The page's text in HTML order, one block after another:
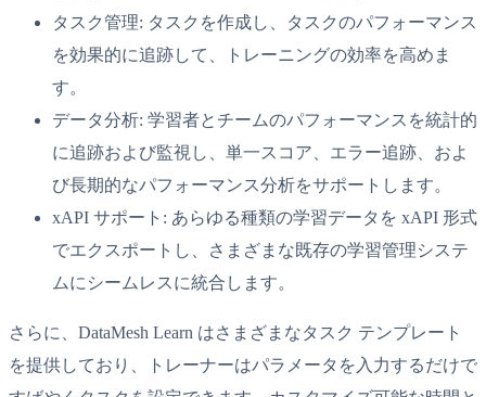
タスク管理: タスクを作成し、タスクのパフォーマンス
を効果的に追跡して、トレーニングの効率を高めま
す。
データ分析: 学習者とチームのパフォーマンスを統計的
に追跡および監視し、単一スコア、エラー追跡、およ
び長期的なパフォーマンス分析をサポートします。
xAPI サポート: あらゆる種類の学習データを xAPI 形式
でエクスポートし、さまざまな既存の学習管理システ
ムにシームレスに統合します。
さらに、DataMesh Learn はさまざまなタスク テンプレート
を提供しており、トレーナーはパラメータを入力するだけで